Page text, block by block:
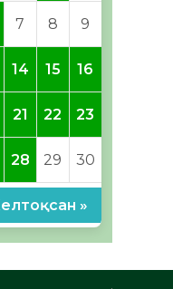
7 8 9
14 15 16
21 22 23
28 29 30
»